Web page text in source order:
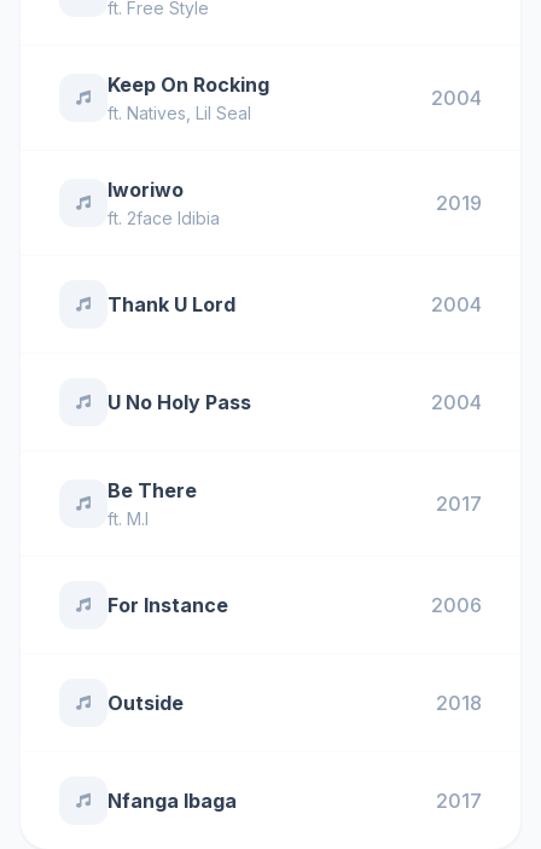
ft. Free Style
Keep On Rocking
ft. Natives Lil Seal
2004
Iworiwo
ft. 2face Idibia
2019
Thank U Lord 2004
U No Holy Pass 2004
Be There
ft. M.I
2017
For Instance 2006
Outside 2018
Nfanga Ibaga 2017